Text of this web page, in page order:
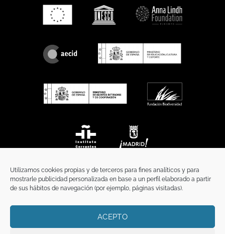
Utilizamos cookies propias y de terceros para fines analíticos y para
mostrarle publicidad personalizada en base a un perfil elaborado a partir
de sus hábitos de navegación (por ejemplo, páginas visitadas).
ACEPTO